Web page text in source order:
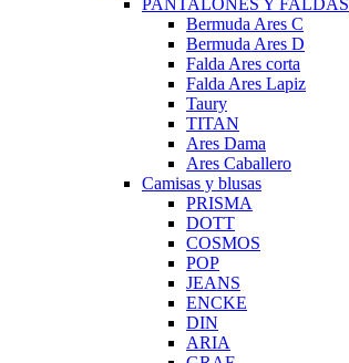
PANTALONES Y FALDAS
Bermuda Ares C
Bermuda Ares D
Falda Ares corta
Falda Ares Lapiz
Taury
TITAN
Ares Dama
Ares Caballero
Camisas y blusas
PRISMA
DOTT
COSMOS
POP
JEANS
ENCKE
DIN
ARIA